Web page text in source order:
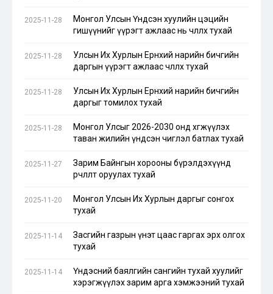
2025-11-28
Монгол Улсын Үндсэн хуулийн цэцийн
гишүүнийг үүрэгт ажлаас нь чөлөөлөх тухай
2025-11-28
Улсын Их Хурлын Ерөнхий нарийн бичгийн
даргын үүрэгт ажлаас чөлөөлөх тухай
2025-11-28
Улсын Их Хурлын Ерөнхий нарийн бичгийн
даргыг томилох тухай
2025-11-28
Монгол Улсыг 2026-2030 онд хөгжүүлэх
таван жилийн үндсэн чиглэл батлах тухай
2025-11-27
Зарим Байнгын хорооны бүрэлдэхүүнд
өөрчлөлт оруулах тухай
2025-11-20
Монгол Улсын Их Хурлын даргыг сонгох
тухай
2025-11-14
Засгийн газрын үнэт цаас гаргах эрх олгох
тухай
2025-11-14
Үндэсний баялгийн сангийн тухай хуулийг
хэрэгжүүлэх зарим арга хэмжээний тухай